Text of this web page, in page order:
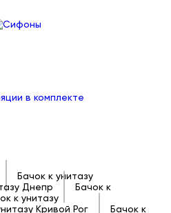
Бачок к унитазу
Днепр
Бачок к
к унитазу
Кривой Рог Бачок к